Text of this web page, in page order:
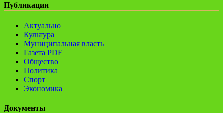
Публикации
Актуально
Культура
Муниципальная власть
Газета PDF
Общество
Политика
Спорт
Экономика
Документы